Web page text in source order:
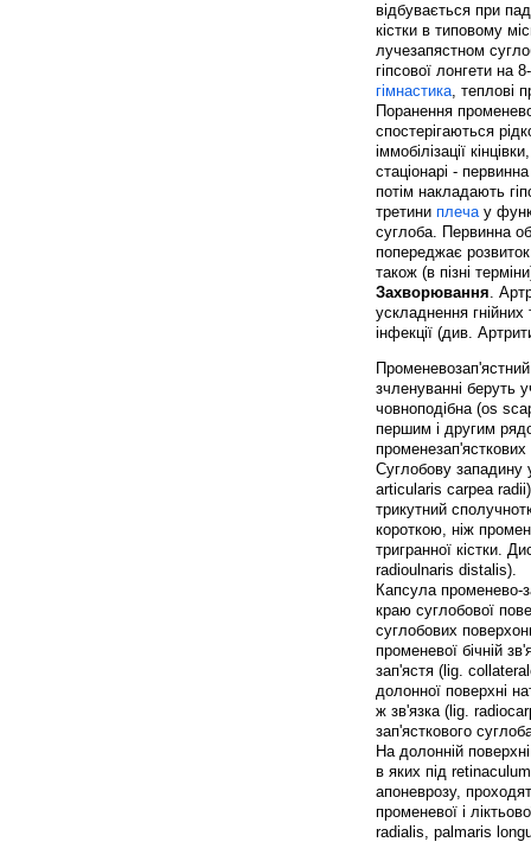
відбувається при
кістки в типовому
лучезапястном
гіпсової лонгети
гімнастика, теплові
Поранення
спостерігаються
іммобілізації
стаціонарі -
потім накладають
третини плечау
суглоба. Первинна
попереджає
також (в пізні
Захворювання.
ускладнення
інфекції (див.
зчленуванні беруть
човноподібна (os
першим і другим
Суглобову западину
articularis carpea radii),
трикутний
короткою, ніж
тригранної кістки.
radioulnaris distalis).
Капсула променево-
краю суглобової
суглобових
променевої бічній
зап'ястя (lig.
долонної поверхні
ж зв'язка (lig.
зап'ясткового
На долонній
в яких під
апоневрозу,
променевої і
radialis, palmaris